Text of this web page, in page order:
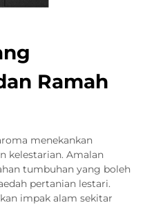
Ramah
menekankan
kelestarian. Amalan
tumbuhan yang boleh
pertanian lestari.
impak alam sekitar